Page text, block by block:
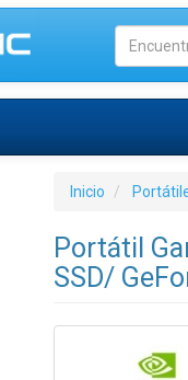
Inicio
Portátil
SSD/